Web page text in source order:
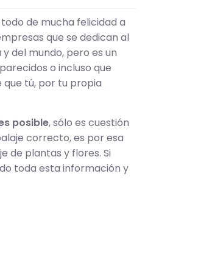
de mucha felicidad a
que se dedican al
del mundo, pero es un
o incluso que
que tú, por tu propia
posible, sólo es cuestión
correcto, es por esa
de plantas y flores. Si
toda esta información y